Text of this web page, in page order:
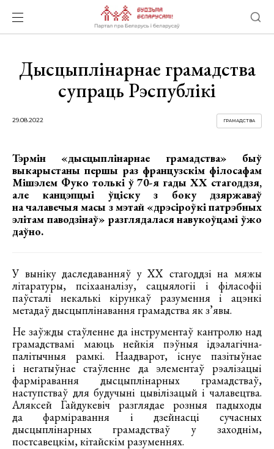
Дысцыплінарнае грамадства
супраць Рэспублікі
29.08.2022 ГРАМАДСТВА
Тэрмін «дысцыплінарнае грамадства» быў
выкарыстаны першы раз французскім філосафам
Мішэлем Фуко толькі ў 70-я гады ХХ стагоддзя,
але канцэпцыі ўціску з боку дзяржаваў
на чалавечыя масы з мэтай «дрэсіроўкі патрэбных
элітам паводзінаў» разглядалася навукоўцамі ўжо
даўно.
У выніку даследаванняў у ХХ стагоддзі на мяжы
літаратуры, псіхааналізу, сацыялогіі і філасофіі
паўсталі некалькі кірункаў разумення і ацэнкі
метадаў дысцыплінавання грамадства як з’явы.
Не заўжды стаўленне да інструментаў кантролю над
грамадствамі маюць нейкія пэўныя ідэалагічна-
палітычныя рамкі. Наадварот, існуе пазітыўнае
і негатыўнае стаўленне да элементаў рэалізацыі
фарміравання дысцыплінарных грамадстваў,
наступстваў для будучыні цывілізацый і чалавецтва.
Аляксей Гайдукевіч разглядае розныя падыходы
да фарміравання і дзейнасці сучасных
дысцыплінарных грамадстваў у заходнім,
постсавецкім, кітайскім разуменнях.